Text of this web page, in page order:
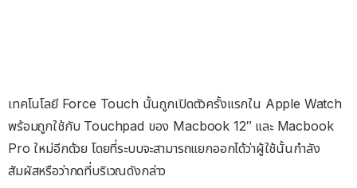
เทคโนโลยี Force Touch นั้นถูกเปิดตัวครั้งแรกใน Apple Watch
พร้อมถูกใช้กับ Touchpad ของ Macbook 12″ และ Macbook
Pro ใหม่อีกด้วย โดยที่ระบบจะสามารถแยกออกได้ว่าผู้ใช้นั้นกำลัง
สัมผัสหรือว่ากดที่บริเวณดังกล่าว